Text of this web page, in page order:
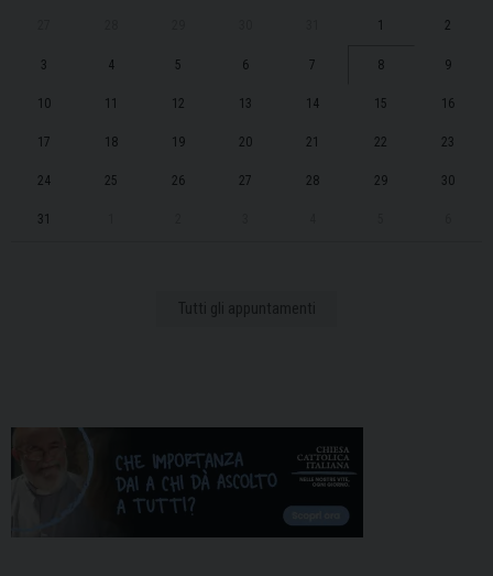
1 2
3 4 5 6 7 8 9
10 11 12 13 14 15 16
17 18 19 20 21 22 23
24 25 26 27 28 29 30
31
Tutti gli appuntamenti